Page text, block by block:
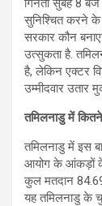
गिनती सुबह 8
सुनिश्चित करने के
सरकार कौन
उत्सुकता है.
है, लेकिन एक्टर
उम्मीदवार उतार
तमिलनाडु में कितने
तमिलनाडु में इस
आयोग के आंकड़ों के
कुल मतदान 84.69
यह तमिलनाडु के